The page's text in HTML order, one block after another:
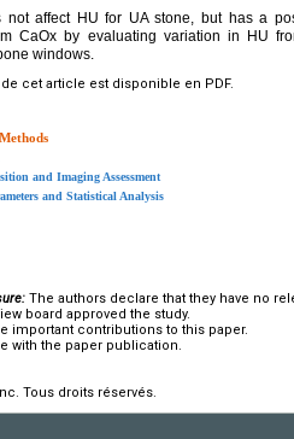
not affect HU for UA stone, but has a
CaOx by evaluating variation in HU
windows.
cet article est disponible en PDF.
and Imaging Assessment
and Statistical Analysis
The authors declare that they have no
board approved the study.
important contributions to this paper.
with the paper publication.
Tous droits réservés.